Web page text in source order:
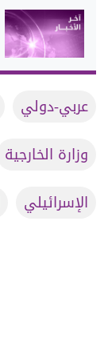
عربي-دولي
وزارة الخارجية
الإسرائيلي